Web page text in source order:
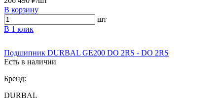
В корзину
шт
В 1 клик
Подшипник DURBAL GE200 DO 2RS - DO 2RS
Есть в наличии
Бренд:
DURBAL